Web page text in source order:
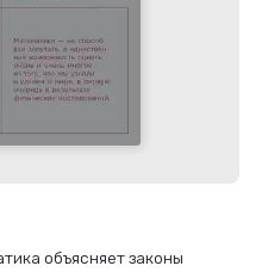
объясняет законы